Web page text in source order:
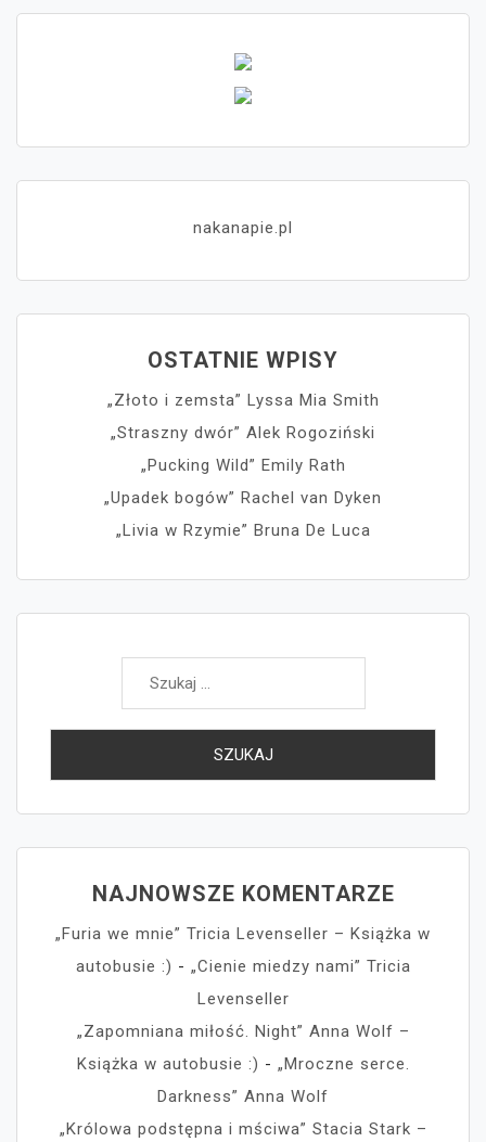
nakanapie.pl
OSTATNIE WPISY
„Złoto i zemsta” Lyssa Mia Smith
„Straszny dwór” Alek Rogoziński
„Pucking Wild” Emily Rath
„Upadek bogów” Rachel van Dyken
„Livia w Rzymie” Bruna De Luca
Szukaj:
NAJNOWSZE KOMENTARZE
„Furia we mnie” Tricia Levenseller – Książka w
autobusie :) - „Cienie miedzy nami” Tricia
Levenseller
„Zapomniana miłość. Night” Anna Wolf –
Książka w autobusie :) - „Mroczne serce.
Darkness” Anna Wolf
„Królowa podstępna i mściwa” Stacia Stark –